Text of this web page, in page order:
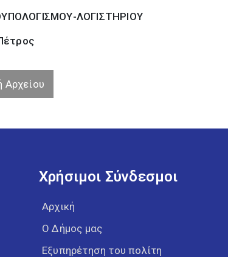
ΛΟΓΙΣΤΗΡΙΟΥ
Αρχείου
Χρήσιμοι Σύνδεσμοι
Αρχική
Ο Δήμος μας
Εξυπηρέτηση του πολίτη